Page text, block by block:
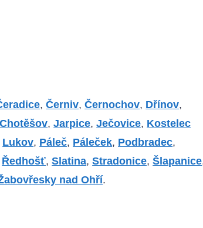
,Černiv,Černochov, Dřínov,
Chotěšov,Jarpice,Ječovice, Kostelec
Lukov, Páleč, Páleček, Podbradec,
Ředhošť,Slatina,Stradonice,Šlapanice
nad Ohří.